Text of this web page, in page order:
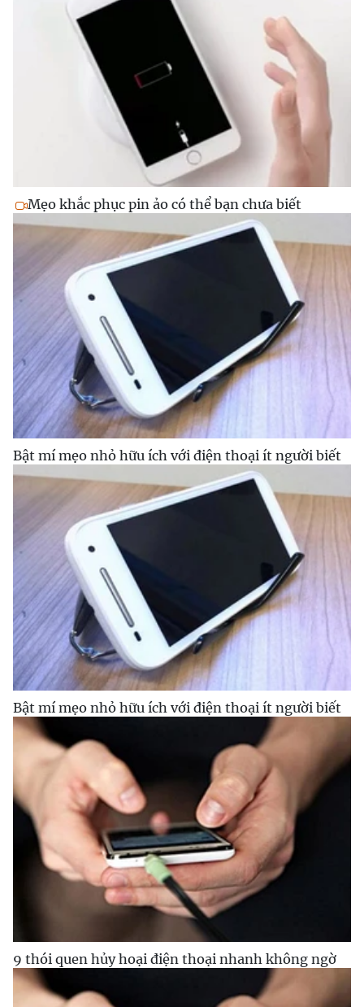
Mẹo khắc phục pin ảo có thể bạn chưa biết
Bật mí mẹo nhỏ hữu ích với điện thoại ít người biết
Bật mí mẹo nhỏ hữu ích với điện thoại ít người biết
9 thói quen hủy hoại điện thoại nhanh không ngờ